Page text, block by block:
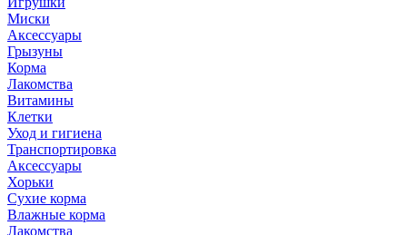
Миски
Аксессуары
Грызуны
Корма
Лакомства
Витамины
Клетки
Уход и гигиена
Транспортировка
Аксессуары
Хорьки
Сухие корма
Влажные корма
Лакомства